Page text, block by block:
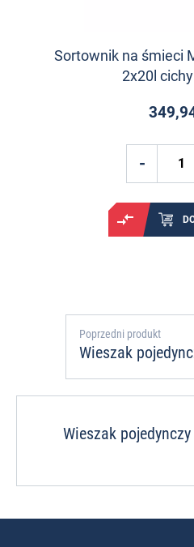
Sortownik na śmieci
2x20l
Poprzedni produkt
Wieszak
Wieszak